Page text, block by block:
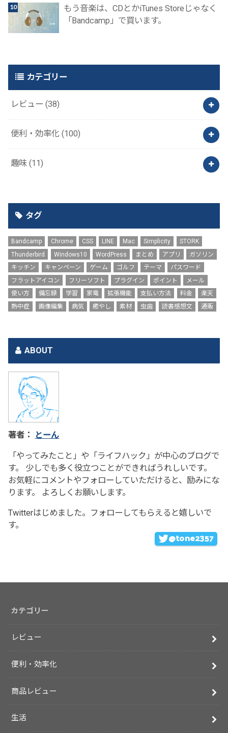
もう音楽は、CDとかiTunes Storeじゃなく
「Bandcamp」で買います。
カテゴリー
レビュー(38)
便利・効率化(100)
趣味(11)
タグ
Bandcamp Chrome CSS LINE Mac Simplicity
STORK
Thunderbird
Windows10 WordPress まとめ アプリ
ガソリン
キッチン
キャンペーン ゲーム ゴルフ テーマ
パスワード
フラットアイコン
フリーソフト プラグイン ポイント
メール
使い方
備忘録 学習 家電 拡張機能 支払い方法 料金
楽天
熱中症
画像編集 病気 癒やし 素材 虫歯 読書感想文 通販
ABOUT
著者： とーん
「やってみたこと」や「ライフハック」が中心のブログで
す。 少しでも多く役立つことができればうれしいです。
お気軽にコメントやフォローしていただけると、励みにな
ります。 よろしくお願いします。
Twitterはじめました。フォローしてもらえると嬉しいで
す。
@tone2357
カテゴリー
レビュー
便利・効率化
商品レビュー
生活